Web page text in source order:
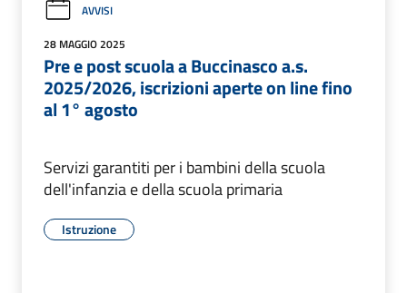
AVVISI
28 MAGGIO 2025
Pre e post scuola a Buccinasco a.s.
2025/2026, iscrizioni aperte on line fino
al 1° agosto
Servizi garantiti per i bambini della scuola
dell'infanzia e della scuola primaria
Istruzione